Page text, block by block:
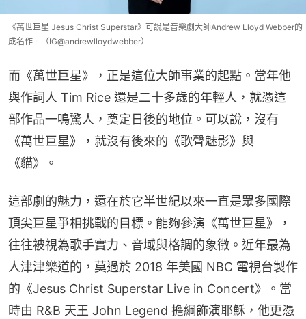
《萬世巨星 Jesus Christ Superstar》可說是音樂劇大師Andrew Lloyd Webber的
成名作。（IG@andrewlloydwebber）
而《萬世巨星》，正是這位大師事業的起點。當年他
與作詞人 Tim Rice 還是二十多歲的年輕人，就憑這
部作品一鳴驚人，奠定日後的地位。可以說，沒有
《萬世巨星》，就沒有後來的《歌聲魅影》與
《貓》。
這部劇的魅力，還在於它半世紀以來一直是眾多國際
頂尖巨星爭相挑戰的目標。能夠參演《萬世巨星》，
往往被視為歌手實力、音域與格調的象徵。近年最為
人津津樂道的，莫過於 2018 年美國 NBC 電視台製作
的《Jesus Christ Superstar Live in Concert》。當
時由 R&B 天王 John Legend 擔綱飾演耶穌，他更憑